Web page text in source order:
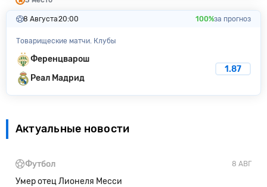
8 Августа20:00 100%за прогноз
Товарищеские матчи. Клубы
Ференцварош
Реал Мадрид
1.87
Актуальные новости
8 АВГ
Футбол
Умер отец Лионеля Месси